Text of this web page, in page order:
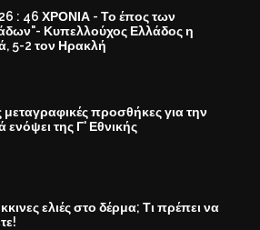
: 46 ΧΡΟΝΙΑ - Το έπος των
Κυπελλούχος Ελλάδος η
5-2 τον Ηρακλή
μεταγραφικές προσθήκες για την
ενόψει της Γ' Εθνικής
ελιές στο δέρμα; Τι πρέπει να